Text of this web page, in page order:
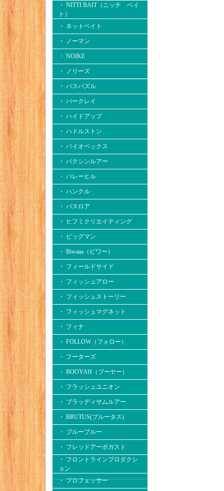
・ NITTI BAIT（ニッチ ベイ
ト）
・ ネットベイト
・ ノーマン
・ NOIKE
・ ノリーズ
・ バスパズル
・ バークレイ
・ ハイドアップ
・ ハドルストン
・ バイオベックス
・ バクシンルアー
・ バレーヒル
・ ハンクル
・ バスロア
・ ヒフミクリエイティング
・ ビッグマン
・ Biwaaa（ビワー）
・ フィールドサイド
・ フィッシュアロー
・ フィッシュストーリー
・ フィッシュマグネット
・ フィナ
・ FOLLOW（フォロー）
・ フーターズ
・ BOOYAH（ブーヤー）
・ フラッシュユニオン
・ ブラッディサムルアー
・ BRUTUS(ブルータス)
・ ブルーブルー
・ フレッドアーボガスト
・ フロントラインプロダクシ
ョン
・ プロフェッサー